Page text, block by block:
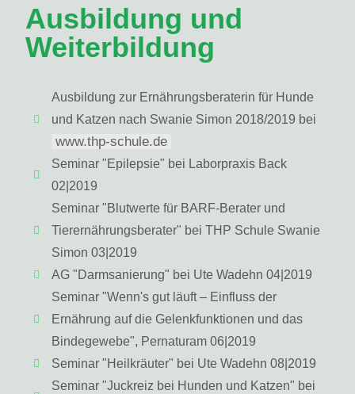
Ausbildung und
Weiterbildung
Ausbildung zur Ernährungsberaterin für Hunde
und Katzen nach Swanie Simon 2018/2019 bei
www.thp-schule.de
Seminar "Epilepsie" bei Laborpraxis Back
02|2019
Seminar "Blutwerte für BARF-Berater und
Tierernährungsberater" bei THP Schule Swanie
Simon 03|2019
AG "Darmsanierung" bei Ute Wadehn 04|2019
Seminar "Wenn's gut läuft – Einfluss der
Ernährung auf die Gelenkfunktionen und das
Bindegewebe", Pernaturam 06|2019
Seminar "Heilkräuter" bei Ute Wadehn 08|2019
Seminar "Juckreiz bei Hunden und Katzen" bei